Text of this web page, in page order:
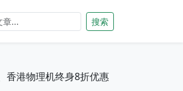
搜索
香港物理机终身8折优惠